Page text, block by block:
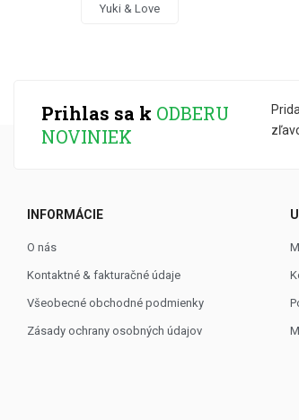
Yuki & Love
Prihlas sa k ODBERU
NOVINIEK
INFORMÁCIE
O nás
Kontaktné & fakturačné údaje
Všeobecné obchodné podmienky
Zásady ochrany osobných údajov